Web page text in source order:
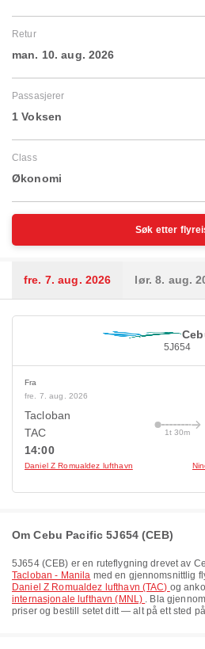
Retur
man. 10. aug. 2026
Passasjerer
1 Voksen
Class
Økonomi
Søk etter
fre. 7. aug. 2026 lør. 8. aug.
5J654
Fra
fre. 7. aug. 2026
Tacloban
TAC
14:00
Daniel Z Romualdez lufthavn
1t 30m
Om Cebu Pacific 5J654 (CEB)
5J654(CEB) er en ruteflygning drevet av
Tacloban - Manila med en gjennomsnittlig
Daniel Z Romualdez lufthavn (TAC) og
internasjonale lufthavn (MNL) . Bla
priser og bestill setet ditt — alt på ett sted